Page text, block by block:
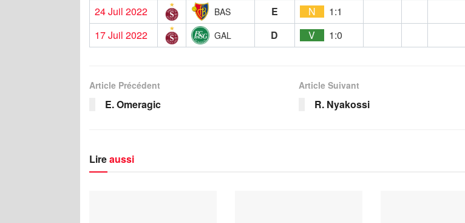
24 Juil 2022
BAS E N
1:1
17 Juil 2022
GAL D V 1:0
Article Précédent
E. Omeragic
Article Suivant
R. Nyakossi
Lireaussi